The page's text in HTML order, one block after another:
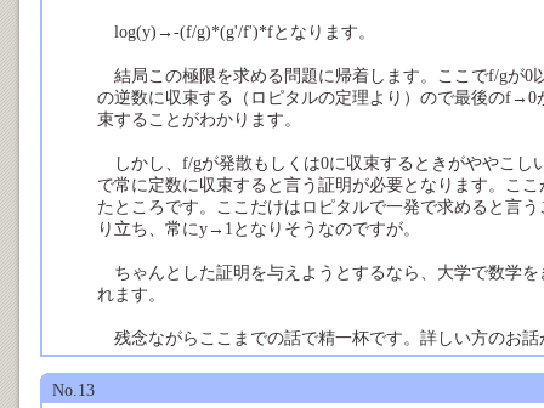
log(y)→-(f/g)*(g'/f')*fとなります。
結局この極限を求める問題に帰着します。ここでf/gが0
の逆数に収束する（ロピタルの定理より）ので最後の
束することがわかります。
しかし、f/gが発散もしくは0に収束するときがややこし
で常に定数に収束すると言う証明が必要となります。こ
たところです。ここだけはロピタルで一発で求めると言
り立ち、常にy→1となりそうなのですが。
ちゃんとした証明を与えようとするなら、大学で数学
れます。
残念ながらここまでの話で精一杯です。詳しい方のお
No.13